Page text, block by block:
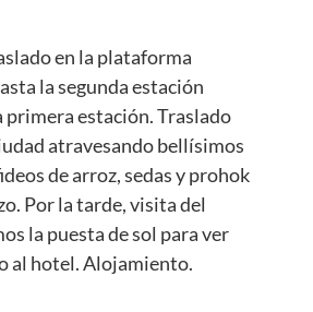
en la plataforma
la segunda estación
primera estación. Traslado
atravesando bellísimos
de arroz, sedas y prohok
Por la tarde, visita del
la puesta de sol para ver
al hotel. Alojamiento.